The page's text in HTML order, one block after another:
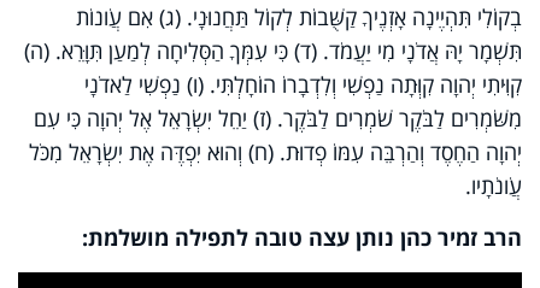
בְקוֹלִי תִּהְיֶינָה אָזְנֶיךָ קַשֻּׁבוֹת לְקוֹל תַּחֲנוּנָי. (ג) אִם עֲו‍ֹנוֹת
תִּשְׁמָר יָהּ אֲדֹנָי מִי יַעֲמֹד. (ד) כִּי עִמְּךָ הַסְּלִיחָה לְמַעַן תִּוָּרֵא. (ה)
קִוִּיתִי יְהוָה קִוְּתָה נַפְשִׁי וְלִדְבָרוֹ הוֹחָלְתִּי. (ו) נַפְשִׁי לַאדֹנָי
מִשֹּׁמְרִים לַבֹּקֶר שֹׁמְרִים לַבֹּקֶר. (ז) יַחֵל יִשְׂרָאֵל אֶל יְהוָה כִּי עִם
יְהוָה הַחֶסֶד וְהַרְבֵּה עִמּוֹ פְדוּת. (ח) וְהוּא יִפְדֶּה אֶת יִשְׂרָאֵל מִכֹּל
עֲו‍ֹנֹתָיו.
הרב זמיר כהן נותן עצה טובה לתפילה מושלמת:
This